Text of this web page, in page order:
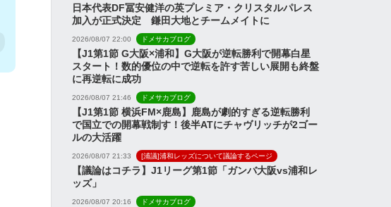
l
日本代表DF冨安健洋の英プレミア・クリスタルパレス
加入が正式決定 鎌田大地とチームメイトに
2026/08/07 22:00 ドメサカブログ
【J1第1節 G大阪×浦和】G大阪が逆転勝利で開幕白星
スタート！数的優位の中で逆転を許す苦しい展開も終盤
に再逆転に成功
2026/08/07 21:46 ドメサカブログ
【J1第1節 横浜FM×鹿島】鹿島が劇的すぎる逆転勝利
で国立での開幕戦制す！後半ATにチャヴリッチが2ゴー
ルの大活躍
2026/08/07 21:33 [浦議]浦和レッズについて議論するページ
【議論はコチラ】J1リーグ第1節「ガンバ大阪vs浦和レ
ッズ」
2026/08/07 20:16 ドメサカブログ